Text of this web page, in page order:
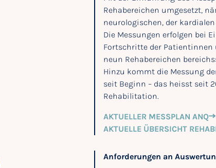
Rehabereichen umgesetzt,
neurologischen, der
Die Messungen erfolgen bei
Fortschritte der Patientinnen
neun Rehabereichen
Hinzu kommt die Messung
seit Beginn – das heisst seit
Rehabilitation.
AKTUELLER MESSPLAN ANQ
AKTUELLE ÜBERSICHT
Anforderungen an